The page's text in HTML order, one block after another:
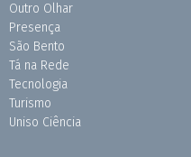
Outro Olhar
Presença
São Bento
Tá na Rede
Tecnologia
Turismo
Uniso Ciência